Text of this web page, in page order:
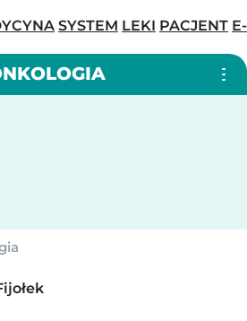
SYSTEM LEKI PACJENT E-